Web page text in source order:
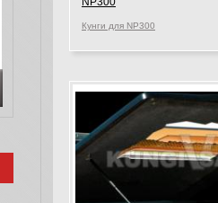
Кунги для NP300